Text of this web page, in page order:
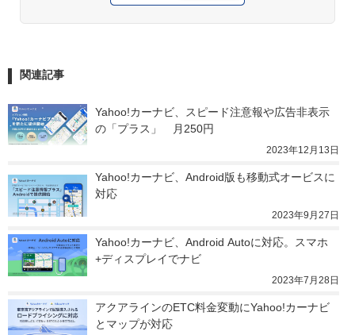
関連記事
Yahoo!カーナビ、スピード注意報や広告非表示
の「プラス」　月250円
2023年12月13日
Yahoo!カーナビ、Android版も移動式オービスに
対応
2023年9月27日
Yahoo!カーナビ、Android Autoに対応。スマホ
+ディスプレイでナビ
2023年7月28日
アクアラインのETC料金変動にYahoo!カーナビ
とマップが対応